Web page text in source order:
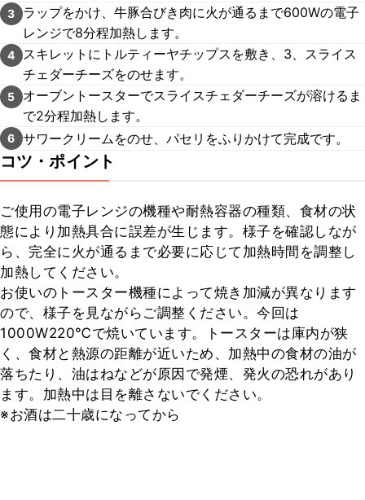
3
ラップをかけ、牛豚合びき肉に火が通るまで600Wの電子
レンジで8分程加熱します。
4
スキレットにトルティーヤチップスを敷き、3、スライス
チェダーチーズをのせます。
5
オーブントースターでスライスチェダーチーズが溶けるま
で2分程加熱します。
6 サワークリームをのせ、パセリをふりかけて完成です。
コツ・ポイント
ご使用の電子レンジの機種や耐熱容器の種類、食材の状
態により加熱具合に誤差が生じます。様子を確認しなが
ら、完全に火が通るまで必要に応じて加熱時間を調整し
加熱してください。
お使いのトースター機種によって焼き加減が異なります
ので、様子を見ながらご調整ください。今回は
1000W220℃で焼いています。トースターは庫内が狭
く、食材と熱源の距離が近いため、加熱中の食材の油が
落ちたり、油はねなどが原因で発煙、発火の恐れがあり
ます。加熱中は目を離さないでください。
※お酒は二十歳になってから